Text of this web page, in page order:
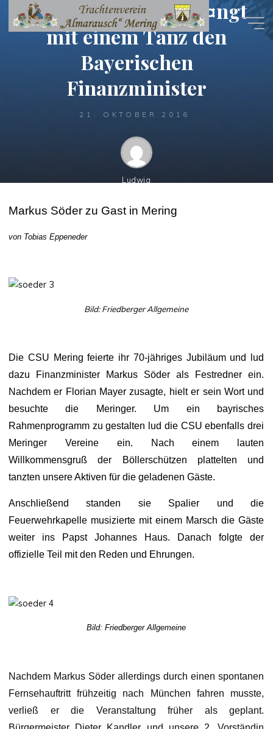
Inhalt Almarausch empfÃ¤ngt
mit einem Tanz den
Bayerischen
Finanzminister
21. OKTOBER 2016
Ludwig
Markus Söder zu Gast in Mering
von Tobias Eppeneder
Bild: Friedberger Allgemeine
Die CSU Mering feierte ihr 70-jähriges Jubiläum und lud
dazu Finanzminister Markus Söder als Festredner ein.
Nachdem er Florian Mayer zusagte, hielt er sein Wort und
besuchte die Meringer. Um ein bayrisches
Rahmenprogramm zu gestalten lud die CSU ebenfalls drei
Meringer Vereine ein. Nach einem lauten
Willkommensgruß der Böllerschützen plattelten und
tanzten unsere Aktiven für die geladenen Gäste.
Anschließend standen sie Spalier und die
Feuerwehrkapelle musizierte mit einem Marsch die Gäste
weiter ins Papst Johannes Haus. Danach folgte der
offizielle Teil mit den Reden und Ehrungen.
Bild: Friedberger Allgemeine
Nachdem Markus Söder allerdings durch einen spontanen
Fernsehauftritt frühzeitig nach München fahren musste,
verließ er die Veranstaltung früher als geplant.